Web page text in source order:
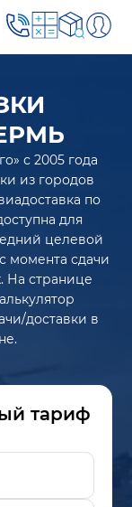
с 2005 года
из городов
по
для
целевой
момента сдачи
На странице
доставки в
тариф